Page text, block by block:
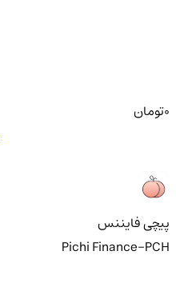
تومان
پیچی فایننس
Pichi Finance-PCH